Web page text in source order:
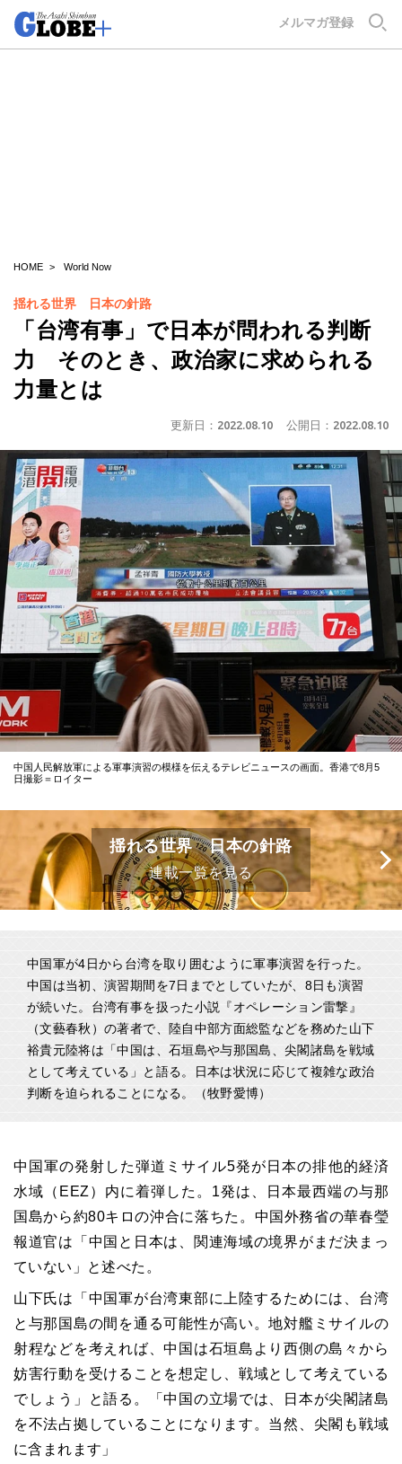
メルマガ登録
HOME World Now
揺れる世界 日本の針路
「台湾有事」で日本が問われる判断
力 そのとき、政治家に求められる
力量とは
更新日： 2022.08.10 公開日： 2022.08.10
中国人民解放軍による軍事演習の模様を伝えるテレビニュースの画面。香港で8月5
日撮影＝ロイター
揺れる世界 日本の針路
連載一覧を見る
中国軍が4日から台湾を取り囲むように軍事演習を行った。
中国は当初、演習期間を7日までとしていたが、8日も演習
が続いた。台湾有事を扱った小説『オペレーション雷撃』
（文藝春秋）の著者で、陸自中部方面総監などを務めた山下
裕貴元陸将は「中国は、石垣島や与那国島、尖閣諸島を戦域
として考えている」と語る。日本は状況に応じて複雑な政治
判断を迫られることになる。（牧野愛博）
中国軍の発射した弾道ミサイル5発が日本の排他的経済
水域（EEZ）内に着弾した。1発は、日本最西端の与那
国島から約80キロの沖合に落ちた。中国外務省の華春瑩
報道官は「中国と日本は、関連海域の境界がまだ決まっ
ていない」と述べた。
山下氏は「中国軍が台湾東部に上陸するためには、台湾
と与那国島の間を通る可能性が高い。地対艦ミサイルの
射程などを考えれば、中国は石垣島より西側の島々から
妨害行動を受けることを想定し、戦域として考えている
でしょう」と語る。「中国の立場では、日本が尖閣諸島
を不法占拠していることになります。当然、尖閣も戦域
に含まれます」